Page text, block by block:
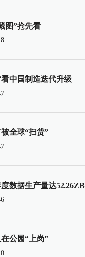
图”抢先看
看中国制造迭代升级
全球“扫货”
数据生产量达52.26ZB
公园“上岗”